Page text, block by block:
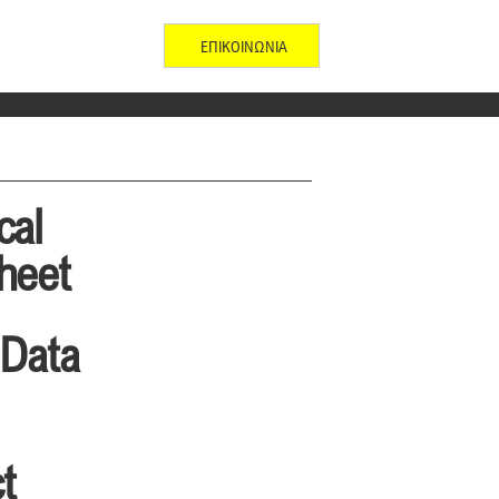
ΕΠΙΚΟΙΝΩΝΙΑ